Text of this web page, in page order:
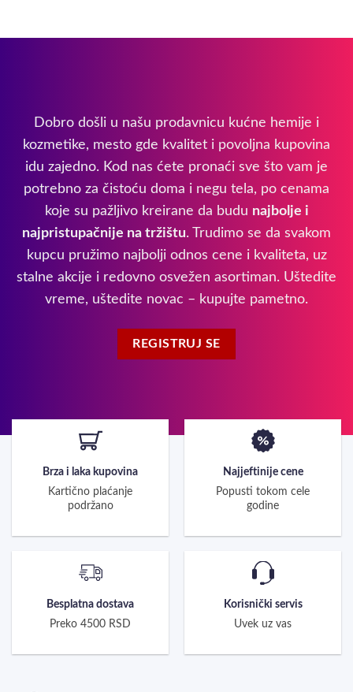
Dobro došli u našu prodavnicu kućne hemije i
kozmetike, mesto gde kvalitet i povoljna kupovina
idu zajedno. Kod nas ćete pronaći sve što vam je
potrebno za čistoću doma i negu tela, po cenama
koje su pažljivo kreirane da budu najbolje i
najpristupačnije na tržištu. Trudimo se da svakom
kupcu pružimo najbolji odnos cene i kvaliteta, uz
stalne akcije i redovno osvežen asortiman. Uštedite
vreme, uštedite novac – kupujte pametno.
REGISTRUJ SE
Brza i laka kupovina
Kartično plaćanje
podržano
Najjeftinije cene
Popusti tokom cele
godine
Besplatna dostava
Preko 4500 RSD
Korisnički servis
Uvek uz vas